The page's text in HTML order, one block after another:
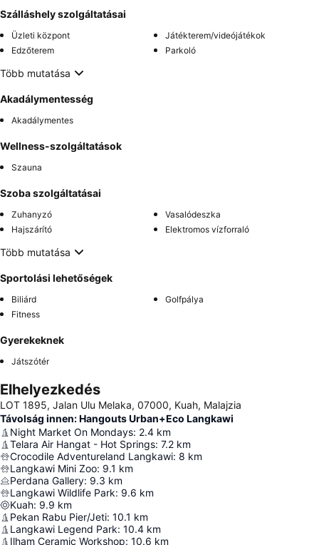
Szálláshely szolgáltatásai
Üzleti központ
Játékterem/videójátékok
Edzőterem
Parkoló
Több mutatása
Akadálymentesség
Akadálymentes
Wellness-szolgáltatások
Szauna
Szoba szolgáltatásai
Zuhanyzó
Vasalódeszka
Hajszárító
Elektromos vízforraló
Több mutatása
Sportolási lehetőségek
Biliárd
Golfpálya
Fitness
Gyerekeknek
Játszótér
Elhelyezkedés
LOT 1895, Jalan Ulu Melaka, 07000, Kuah, Malajzia
Távolság innen: Hangouts Urban+Eco Langkawi
Night Market On Mondays: 2.4 km
Telara Air Hangat - Hot Springs: 7.2 km
Crocodile Adventureland Langkawi: 8 km
Langkawi Mini Zoo: 9.1 km
Perdana Gallery: 9.3 km
Langkawi Wildlife Park: 9.6 km
Kuah: 9.9 km
Pekan Rabu Pier/Jeti: 10.1 km
Langkawi Legend Park: 10.4 km
Ilham Ceramic Workshop: 10.6 km